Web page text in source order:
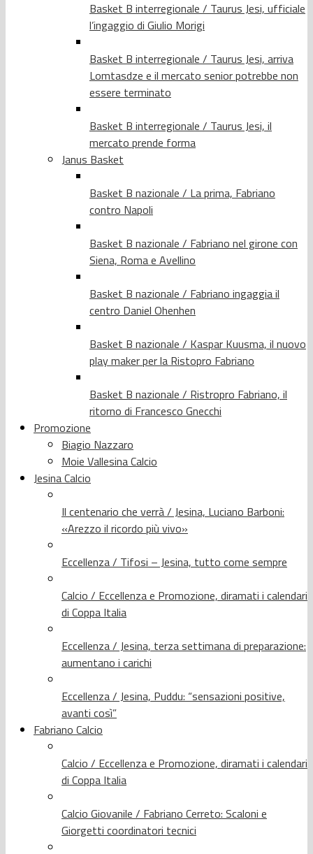
Basket B interregionale / Taurus Jesi, ufficiale
l’ingaggio di Giulio Morigi
Basket B interregionale / Taurus Jesi, arriva
Lomtasdze e il mercato senior potrebbe non
essere terminato
Basket B interregionale / Taurus Jesi, il
mercato prende forma
Janus Basket
Basket B nazionale / La prima, Fabriano
contro Napoli
Basket B nazionale / Fabriano nel girone con
Siena, Roma e Avellino
Basket B nazionale / Fabriano ingaggia il
centro Daniel Ohenhen
Basket B nazionale / Kaspar Kuusma, il nuovo
play maker per la Ristopro Fabriano
Basket B nazionale / Ristropro Fabriano, il
ritorno di Francesco Gnecchi
Promozione
Biagio Nazzaro
Moie Vallesina Calcio
Jesina Calcio
Il centenario che verrà / Jesina, Luciano Barboni:
«Arezzo il ricordo più vivo»
Eccellenza / Tifosi – Jesina, tutto come sempre
Calcio / Eccellenza e Promozione, diramati i calendari
di Coppa Italia
Eccellenza / Jesina, terza settimana di preparazione:
aumentano i carichi
Eccellenza / Jesina, Puddu: “sensazioni positive,
avanti così”
Fabriano Calcio
Calcio / Eccellenza e Promozione, diramati i calendari
di Coppa Italia
Calcio Giovanile / Fabriano Cerreto: Scaloni e
Giorgetti coordinatori tecnici